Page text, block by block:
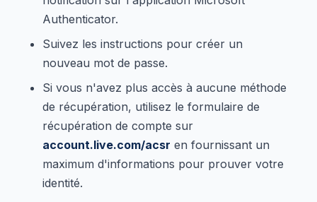
Authenticator.
Suivez les instructions pour créer un
nouveau mot de passe.
Si vous n'avez plus accès à aucune méthode
de récupération, utilisez le formulaire de
récupération de compte sur
account.live.com/acsr en fournissant un
maximum d'informations pour prouver votre
identité.